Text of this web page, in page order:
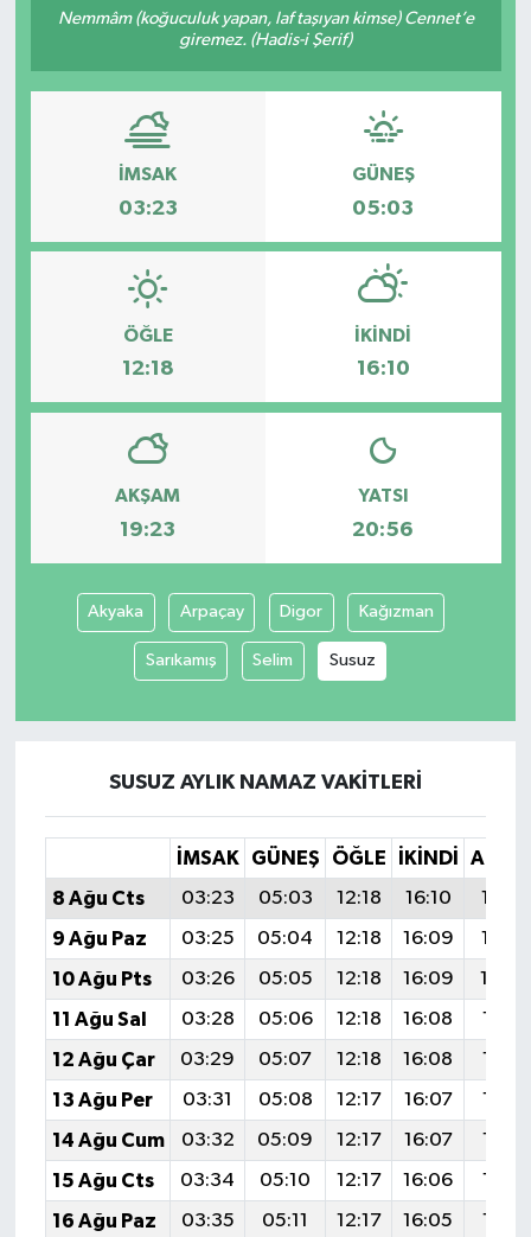
Nemmâm (koğuculuk yapan, laf taşıyan kimse) Cennet’e
giremez. (Hadis-i Şerif)
İMSAK
03:23
GÜNEŞ
05:03
ÖĞLE
12:18
İKINDI
16:10
AKŞAM
19:23
YATSI
20:56
Akyaka Arpaçay Digor Kağızman
Sarıkamış Selim Susuz
SUSUZ AYLIK NAMAZ VAKITLERI
İMSAK GÜNEŞ ÖĞLE İKINDI
8 Ağu Cts
03:23 05:03 12:18 16:10
19:23
9 Ağu Paz
03:25 05:04 12:18 16:09
19:22
10 Ağu Pts
03:26 05:05 12:18 16:09
19:20
11 Ağu Sal
03:28 05:06 12:18 16:08
19:19
12 Ağu Çar
03:29 05:07 12:18 16:08
19:18
13 Ağu Per
03:31 05:08 12:17 16:07
19:17
14 Ağu Cum
03:32 05:09 12:17 16:07
19:15
15 Ağu Cts
03:34 05:10 12:17 16:06
19:14
16 Ağu Paz
03:35 05:11 12:17 16:05
19:12